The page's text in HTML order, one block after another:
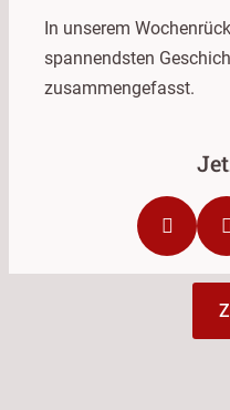
In unserem
spannendsten
zusammengefasst.